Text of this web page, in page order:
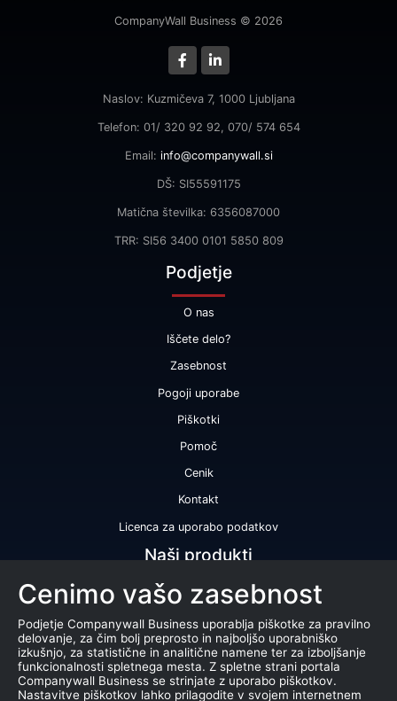
CompanyWall Business © 2026
Naslov: Kuzmičeva 7, 1000 Ljubljana
Telefon: 01/ 320 92 92, 070/ 574 654
Email: info@companywall.si
DŠ: SI55591175
Matična številka: 6356087000
TRR: SI56 3400 0101 5850 809
Podjetje
O nas
Iščete delo?
Zasebnost
Pogoji uporabe
Piškotki
Pomoč
Cenik
Kontakt
Licenca za uporabo podatkov
Naši produkti
Bonitetna ocena
Bonitetno poročilo
Certifikat bonitetne odličnosti
Produkti
Cenimo vašo zasebnost
Podjetje Companywall Business uporablja piškotke za pravilno
delovanje, za čim bolj preprosto in najboljšo uporabniško
izkušnjo, za statistične in analitične namene ter za izboljšanje
funkcionalnosti spletnega mesta. Z spletne strani portala
Companywall Business se strinjate z uporabo piškotkov.
Nastavitve piškotkov lahko prilagodite v svojem internetnem